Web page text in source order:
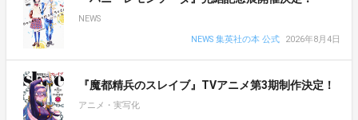
NEWS
NEWS 集英社の本 公式
2026年8月4日
『魔都精兵のスレイブ』TVアニメ第3期制作決定！
アニメ・実写化